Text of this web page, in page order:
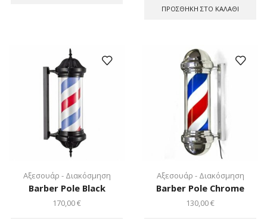
ΠΡΟΣΘΉΚΗ ΣΤΟ ΚΑΛΆΘΙ
Αξεσουάρ - Διακόσμηση
Barber Pole Black
170,00€
Αξεσουάρ - Διακόσμηση
Barber Pole Chrome
130,00€